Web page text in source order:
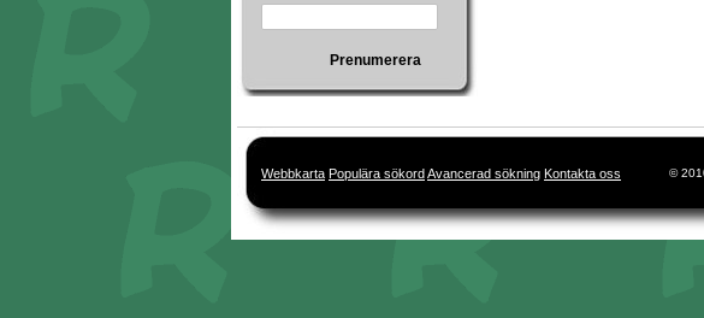
Prenumerera
Webbkarta Populära sökordAvancerad sökning Kontakta oss ©